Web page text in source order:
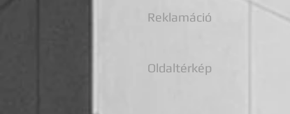
Reklamáció
Oldaltérkép